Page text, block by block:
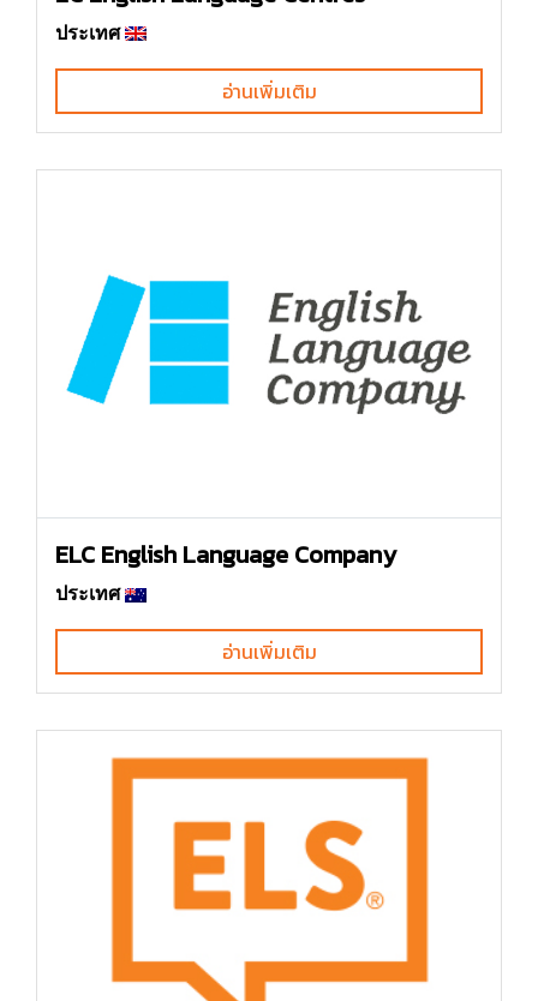
ประเทศ
อ่านเพิ่มเติม
ELC English Language Company
ประเทศ
อ่านเพิ่มเติม